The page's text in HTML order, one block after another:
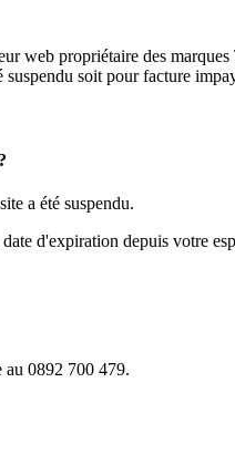
web propriétaire des
suspendu soit pour facture
a été suspendu.
d'expiration depuis votre
au 0892 700 479.